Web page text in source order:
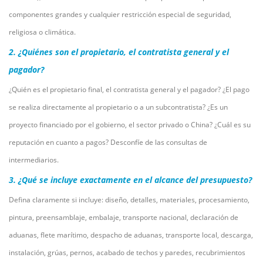
componentes grandes y cualquier restricción especial de seguridad,
religiosa o climática.
2. ¿Quiénes son el propietario, el contratista general y el
pagador?
¿Quién es el propietario final, el contratista general y el pagador? ¿El pago
se realiza directamente al propietario o a un subcontratista? ¿Es un
proyecto financiado por el gobierno, el sector privado o China? ¿Cuál es su
reputación en cuanto a pagos? Desconfíe de las consultas de
intermediarios.
3. ¿Qué se incluye exactamente en el alcance del presupuesto?
Defina claramente si incluye: diseño, detalles, materiales, procesamiento,
pintura, preensamblaje, embalaje, transporte nacional, declaración de
aduanas, flete marítimo, despacho de aduanas, transporte local, descarga,
instalación, grúas, pernos, acabado de techos y paredes, recubrimientos